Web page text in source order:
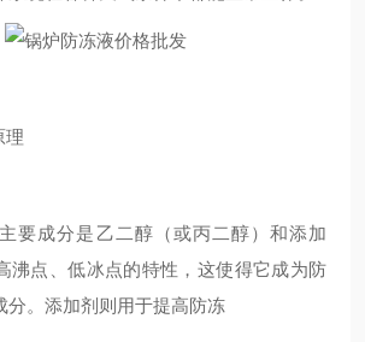
理
要成分是乙二醇（或丙二醇）和添加
沸点、低冰点的特性，这使得它成为防
分。添加剂则用于提高防冻